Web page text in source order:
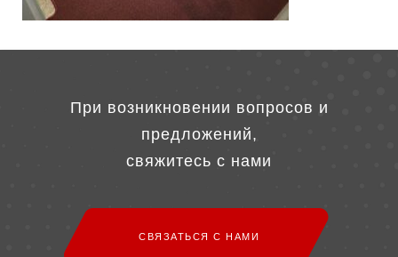
При возникновении вопросов и
предложений,
свяжитесь с нами
СВЯЗАТЬСЯ С НАМИ